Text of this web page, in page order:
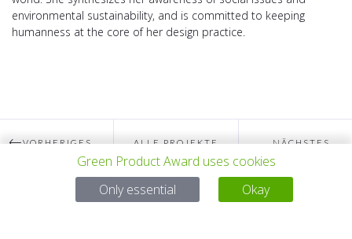
environmental sustainability, and is committed to keeping
humanness at the core of her design practice.
VORHERIGES ALLE PROJEKTE NÄCHSTES
Green Product Award uses cookies
Only essential
Okay